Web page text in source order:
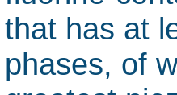
that has at
phases, of